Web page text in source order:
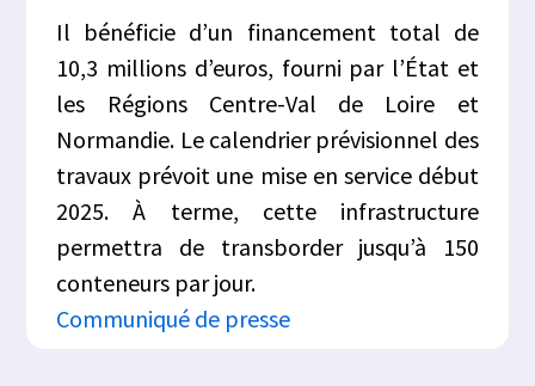
Il bénéficie d’un financement total de
10,3 millions d’euros, fourni par l’État et
les Régions Centre-Val de Loire et
Normandie. Le calendrier prévisionnel des
travaux prévoit une mise en service début
2025. À terme, cette infrastructure
permettra de transborder jusqu’à 150
conteneurs par jour.
Communiqué de presse